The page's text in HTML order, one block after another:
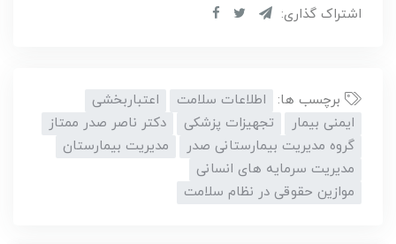
اشتراک گذاری:
برچسب ها: اطلاعات سلامت
اعتباربخشی
ایمنی بیمار
تجهیزات پزشکی
دکتر ناصر صدر ممتاز
گروه مدیریت بیمارستانی صدر
مدیریت بیمارستان
مدیریت سرمایه های انسانی
موازین حقوقی در نظام سلامت